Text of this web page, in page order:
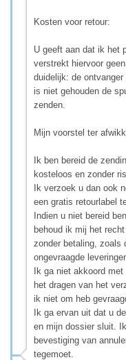
Kosten voor retour:
U geeft aan dat ik het
verstrekt hiervoor
duidelijk: de
is niet gehouden de
zenden.
Mijn voorstel ter
Ik ben bereid de
kosteloos en zonder
Ik verzoek u dan ook
een gratis retourlabel
Indien u niet bereid
behoud ik mij het
zonder betaling, zoals
ongevraagde
Ik ga niet akkoord
het dragen van het
ik niet om heb
Ik ga ervan uit dat u
en mijn dossier sluit.
bevestiging van
tegemoet.